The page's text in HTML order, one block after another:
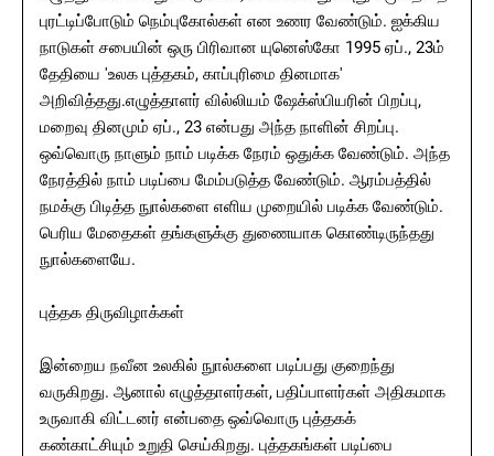
புரட்டிப்போடும் நெம்புகோல்கள் என உணர வேண்டும். ஐக்கிய
நாடுகள் சபையின் ஒரு பிரிவான யுனெஸ்கோ 1995 ஏப்., 23ம்
தேதியை 'உலக புத்தகம், காப்புரிமை தினமாக'
அறிவித்தது.எழுத்தாளர் வில்லியம் ஷேக்ஸ்பியரின் பிறப்பு,
மறைவு தினமும் ஏப்., 23 என்பது அந்த நாளின் சிறப்பு.
ஒவ்வொரு நாளும் நாம் படிக்க நேரம் ஒதுக்க வேண்டும். அந்த
நேரத்தில் நாம் படிப்பை மேம்படுத்த வேண்டும். ஆரம்பத்தில்
நமக்கு பிடித்த நுால்களை எளிய முறையில் படிக்க வேண்டும்.
பெரிய மேதைகள் தங்களுக்கு துணையாக கொண்டிருந்தது
நுால்களையே.
புத்தக திருவிழாக்கள்
இன்றைய நவீன உலகில் நுால்களை படிப்பது குறைந்து
வருகிறது. ஆனால் எழுத்தாளர்கள், பதிப்பாளர்கள் அதிகமாக
உருவாகி விட்டனர் என்பதை ஒவ்வொரு புத்தகக்
கண்காட்சியும் உறுதி செய்கிறது. புத்தகங்கள் படிப்பை